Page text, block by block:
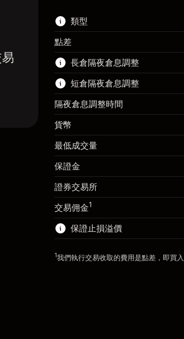
類型
該金融市場可進行差價合約交
了解更多：
差價合約
點差
長倉隔夜倉息調整
保證金。您的投資
使用杠杆的交易規模（大約值）
來自杠杆的資金 - 美元（大約值
前往平台
短倉隔夜倉息調整
保證金。您的投資
隔夜倉息
來自頭寸全值的費用
使用杠杆的交易規模（大約值）
來自杠杆的資金 - 美元（大約
前往平台
隔夜倉息調整時間
貨幣
最低成交量
保證金
證券交易所
交易佣金1
保證止損溢價
1我們執行交易收取的費用是點差，即買